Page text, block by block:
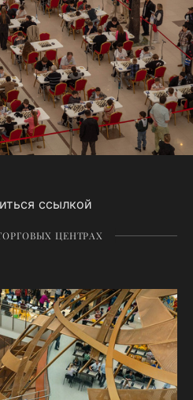
ссылкой
ЦЕНТРАХ